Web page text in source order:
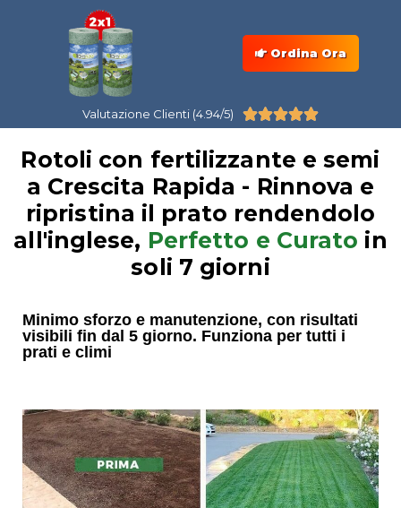
Ordina Ora
Valutazione Clienti (4.94/5) 
Rotoli con fertilizzante e semi
a Crescita Rapida - Rinnova e
ripristina il prato rendendolo
all'inglese, Perfetto e Curato in
soli 7 giorni
Minimo sforzo e manutenzione, con risultati
visibili fin dal 5 giorno. Funziona per tutti i
prati e climi